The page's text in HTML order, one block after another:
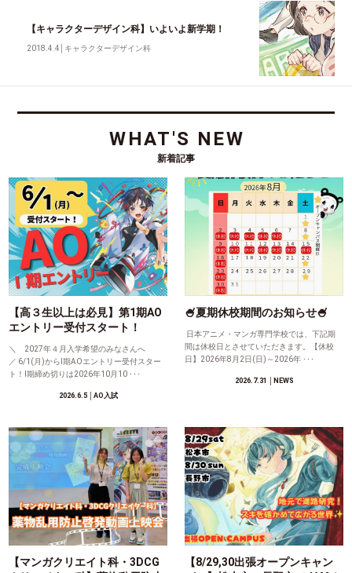
【キャラクターデザイン科】いよいよ新学期！
2018.4.4 キャラクターデザイン科
WHAT'S NEW
新着記事
【高３生以上は必見】第1期AO
エントリー受付スタート！
＼ 2027年４月入学希望のみなさんへ
／ 6/1(月)からⅠ期AOエントリー受付スター
ト！Ⅰ期締め切りは2026年10月10 ･･･
2026.6.5│AO入試
🍧夏期休校期間のお知らせ🍧
日本アニメ・マンガ専門学校では、下記期
間は休校日とさせていただきます。【休校
日】2026年8月2日(日)～2026年 ･･･
2026.7.31 │NEWS
【マンガクリエイト科・3DCG
【8/29,30出張オープンキャン